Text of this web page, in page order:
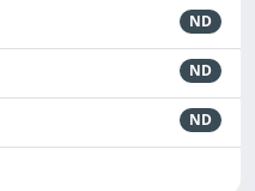
ND
ND
ND